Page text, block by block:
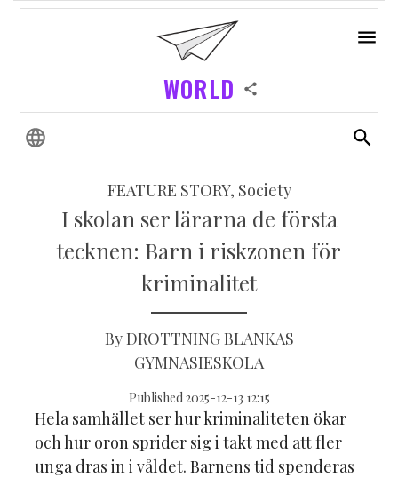
WORLD
FEATURE STORY, Society
I skolan ser lärarna de första
tecknen: Barn i riskzonen för
kriminalitet
By DROTTNING BLANKAS
GYMNASIESKOLA
Published 2025-12-13 12:15
Hela samhället ser hur kriminaliteten ökar
och hur oron sprider sig i takt med att fler
unga dras in i våldet. Barnens tid spenderas